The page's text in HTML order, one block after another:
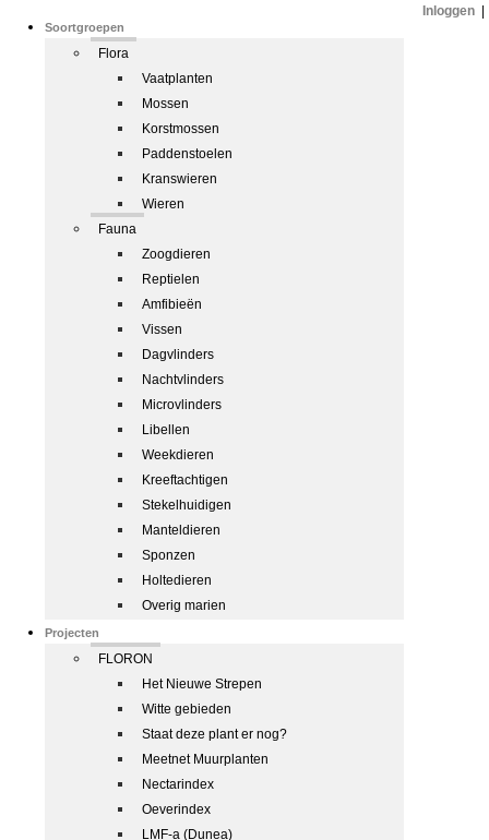
Soortgroepen
Flora
Vaatplanten
Mossen
Korstmossen
Paddenstoelen
Kranswieren
Wieren
Fauna
Zoogdieren
Reptielen
Amfibieën
Vissen
Dagvlinders
Nachtvlinders
Microvlinders
Libellen
Weekdieren
Kreeftachtigen
Stekelhuidigen
Manteldieren
Sponzen
Holtedieren
Overig marien
Projecten
FLORON
Het Nieuwe Strepen
Witte gebieden
Staat deze plant er nog?
Meetnet Muurplanten
Nectarindex
Oeverindex
LMF-a (Dunea)
Inloggen